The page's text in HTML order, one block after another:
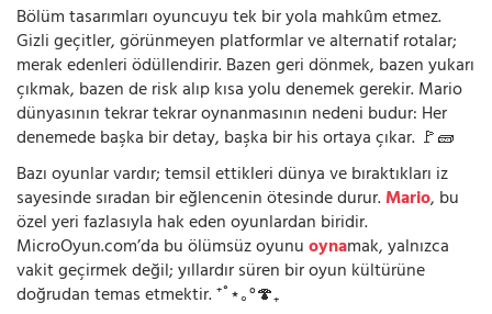
Bölüm tasarımları oyuncuyu tek bir yola mahkûm etmez.
Gizli geçitler, görünmeyen platformlar ve alternatif rotalar;
merak edenleri ödüllendirir. Bazen geri dönmek, bazen yukarı
çıkmak, bazen de risk alıp kısa yolu denemek gerekir. Mario
dünyasının tekrar tekrar oynanmasının nedeni budur: Her
denemede başka bir detay, başka bir his ortaya çıkar. 🚩🧱
Bazı oyunlar vardır; temsil ettikleri dünya ve bıraktıkları iz
sayesinde sıradan bir eğlencenin ötesinde durur.Mario, bu
özel yeri fazlasıyla hak eden oyunlardan biridir.
MicroOyun.com’da bu ölümsüz oyunuoynamak, yalnızca
vakit geçirmek değil; yıllardır süren bir oyun kültürüne
doğrudan temas etmektir. ⁺˚⋆｡°🍄₊